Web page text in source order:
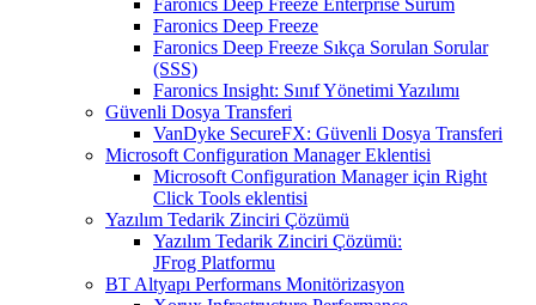
Faronics Deep Freeze Enterprise Sürüm
Faronics Deep Freeze
Faronics Deep Freeze Sıkça Sorulan Sorular
(SSS)
Faronics Insight: Sınıf Yönetimi Yazılımı
Güvenli Dosya Transferi
VanDyke SecureFX: Güvenli Dosya Transferi
Microsoft Configuration Manager Eklentisi
Microsoft Configuration Manager için Right
Click Tools eklentisi
Yazılım Tedarik Zinciri Çözümü
Yazılım Tedarik Zinciri Çözümü:
JFrog Platformu
BT Altyapı Performans Monitörizasyon